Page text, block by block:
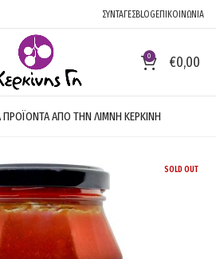
ΣΥΝΤΑΓΕΣBLOGΕΠΙΚΟΙΝΩΝΙΑ
0 €0,00
ΠΡΟΪΟΝΤΑ ΑΠΟ ΤΗΝ ΛΙΜΝΗ ΚΕΡΚΙΝΗ
SOLD OUT